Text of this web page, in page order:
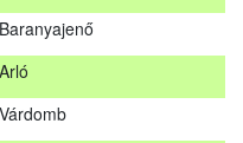
Baranyajenő
Arló
Várdomb
postán küldjük meg. A